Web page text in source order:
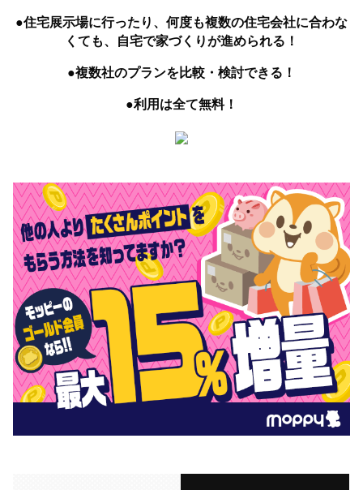
●住宅展示場に行ったり、何度も複数の住宅会社に合わな
くても、自宅で家づくりが進められる！
●複数社のプランを比較・検討できる！
●利用は全て無料！